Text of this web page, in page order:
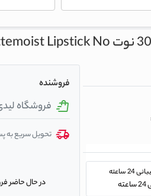
Lipstick No
فروشنده
فروشگاه
تحویل سریع به
در حال حاضر